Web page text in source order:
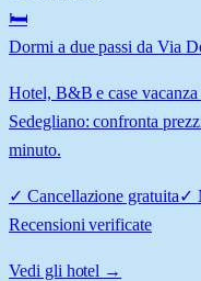
🛏️
Dormi a due passi da Via
Hotel, B&B e case
Sedegliano: confronta
minuto.
✓ Cancellazione gratuita✓
Recensioni verificate
Vedi gli hotel →